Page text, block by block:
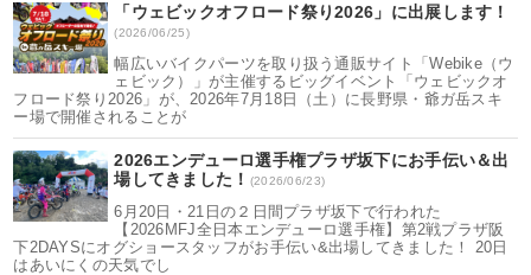
「ウェビックオフロード祭り2026」に出展します！
(2026/06/25)
幅広いバイクパーツを取り扱う通販サイト「Webike（ウ
ェビック）」が主催するビッグイベント「ウェビックオ
フロード祭り2026」が、2026年7月18日（土）に長野県・爺ガ岳スキ
ー場で開催されることが
2026エンデューロ選手権プラザ坂下にお手伝い＆出
場してきました！ (2026/06/23)
6月20日・21日の２日間プラザ坂下で行われた
【2026MFJ全日本エンデューロ選手権】第2戦プラザ阪
下2DAYSにオグショースタッフがお手伝い&出場してきました！ 20日
はあいにくの天気でし